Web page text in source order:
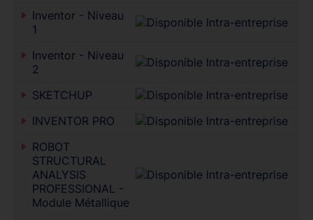
Inventor - Niveau
1
Inventor - Niveau
2
SKETCHUP
INVENTOR PRO
ROBOT
STRUCTURAL
ANALYSIS
PROFESSIONAL -
Module Métallique